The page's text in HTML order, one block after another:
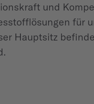
und
für
Hauptsitz